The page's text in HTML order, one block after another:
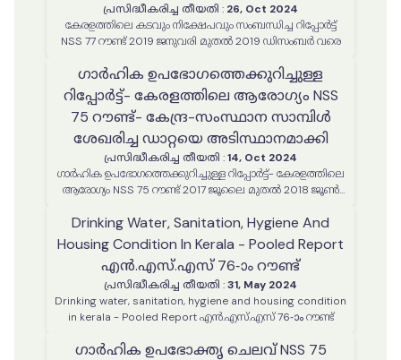
പ്രസിദ്ധീകരിച്ച തീയതി : 26, Oct 2024
കേരളത്തിലെ കടവും നിക്ഷേപവും സംബന്ധിച്ച റിപ്പോർട്ട്
NSS 77 റൗണ്ട് 2019 ജനുവരി മുതൽ 2019 ഡിസംബർ വരെ
ഗാർഹിക ഉപഭോഗത്തെക്കുറിച്ചുള്ള
റിപ്പോർട്ട്- കേരളത്തിലെ ആരോഗ്യം NSS
75 റൗണ്ട്- കേന്ദ്ര-സംസ്ഥാന സാമ്പിൾ
ശേഖരിച്ച ഡാറ്റയെ അടിസ്ഥാനമാക്കി
പ്രസിദ്ധീകരിച്ച തീയതി :14, Oct 2024
ഗാർഹിക ഉപഭോഗത്തെക്കുറിച്ചുള്ള റിപ്പോർട്ട്- കേരളത്തിലെ
ആരോഗ്യം NSS 75 റൗണ്ട് 2017 ജൂലൈ മുതൽ 2018 ജൂൺ
അടിസ്ഥാനമാക്കി
Drinking Water, Sanitation, Hygiene And
Housing Condition In Kerala - Pooled Report
എൻ.എസ്.എസ് 76-ാം റൗണ്ട്
പ്രസിദ്ധീകരിച്ച തീയതി :31, May 2024
Drinking water, sanitation, hygiene and housing condition
in kerala - Pooled Report എൻ.എസ്.എസ് 76-ാം റൗണ്ട്
ഗാർഹിക ഉപഭോക്തൃ ചെലവ് NSS 75